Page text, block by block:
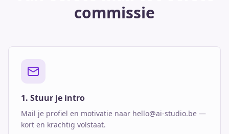
commissie
1. Stuur je intro
Mail je profiel en motivatie naar hello@ai-studio.be —
kort en krachtig volstaat.